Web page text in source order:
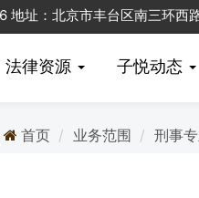
地址：北京市丰台区南三环西
法律资源 子悦动态
首页 业务范围 刑事